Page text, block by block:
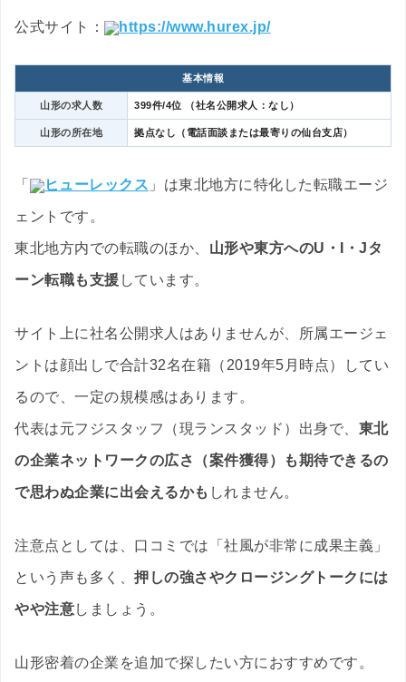
公式サイト： https://www.hurex.jp/
基本情報
山形の求人数 399件/4位 （社名公開求人：なし）
山形の所在地 拠点なし（電話面談または最寄りの仙台支店）
「 ヒューレックス 」は東北地方に特化した転職エージ
ェントです。
東北地方内での転職のほか、 山形や東方へのU・I・Jタ
ーン転職も支援 しています。
サイト上に社名公開求人はありませんが、所属エージェ
ントは顔出しで合計32名在籍（2019年5月時点）してい
るので、一定の規模感はあります。
代表は元フジスタッフ（現ランスタッド）出身で、 東北
の企業ネットワークの広さ（案件獲得）も期待できるの
で思わぬ企業に出会えるかも しれません。
注意点としては、口コミでは「社風が非常に成果主義」
という声も多く、 押しの強さやクロージングトークには
やや注意しましょう。
山形密着の企業を追加で探したい方におすすめです。